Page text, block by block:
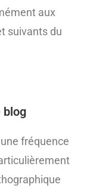
aux
suivants du
blog
fréquence